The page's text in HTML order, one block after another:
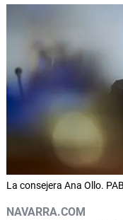
La consejera Ana Ollo.
NAVARRA.COM